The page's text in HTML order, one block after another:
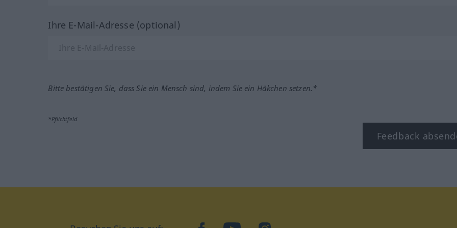
Ihre E-Mail-Adresse (optional)
Bitte bestätigen Sie, dass Sie ein Mensch sind, indem Sie ein Häkchen setzen.*
*Pflichtfeld
Feedback